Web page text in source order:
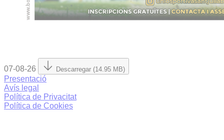
07-08-26 Descarregar (14.95 MB)
Presentació
Avís legal
Política de Privacitat
Política de Cookies